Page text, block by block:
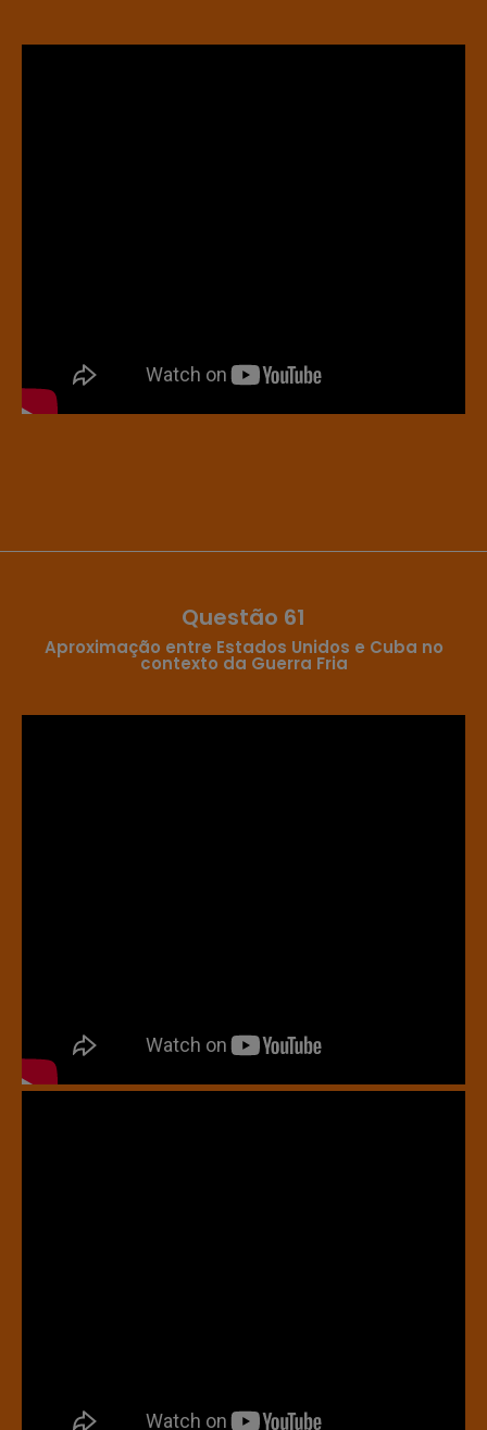
Questão 61
Aproximação entre Estados Unidos e Cuba no
contexto da Guerra Fria